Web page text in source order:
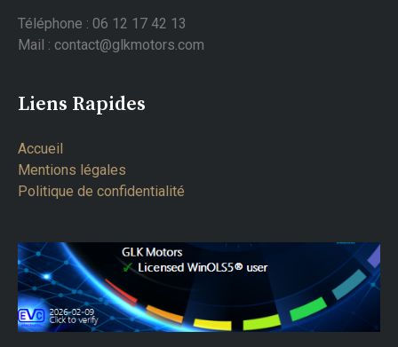
Téléphone : 06 12 17 42 13
Mail : contact@glkmotors.com
Liens Rapides
Accueil
Mentions légales
Politique de confidentialité